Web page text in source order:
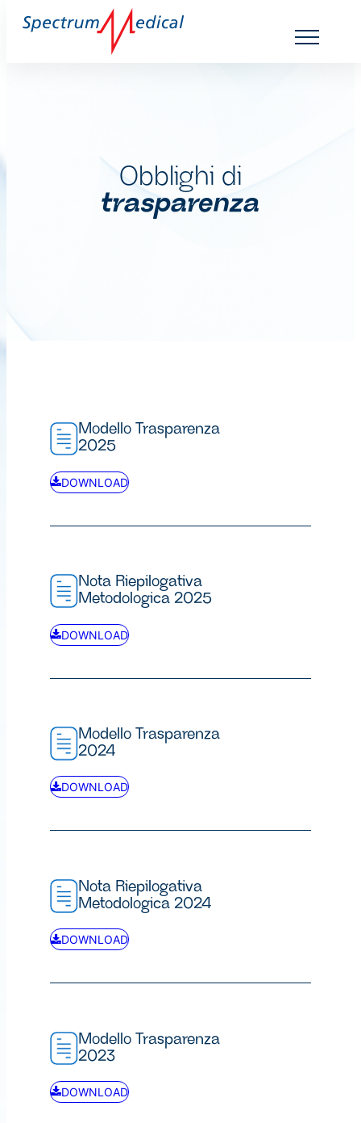
Obblighi di
trasparenza
Modello Trasparenza
2025
DOWNLOAD
Nota Riepilogativa
Metodologica 2025
DOWNLOAD
Modello Trasparenza
2024
DOWNLOAD
Nota Riepilogativa
Metodologica 2024
DOWNLOAD
Modello Trasparenza
2023
DOWNLOAD